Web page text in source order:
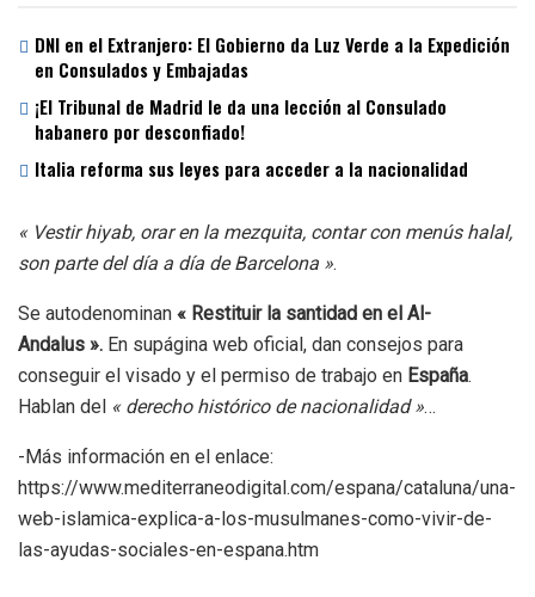
DNI en el Extranjero: El Gobierno da Luz Verde a la Expedición
en Consulados y Embajadas
¡El Tribunal de Madrid le da una lección al Consulado
habanero por desconfiado!
Italia reforma sus leyes para acceder a la nacionalidad
« Vestir hiyab, orar en la mezquita, contar con menús halal,
son parte del día a día de Barcelona ».
Se autodenominan « Restituir la santidad en el Al-
Andalus ». En supágina web oficial, dan consejos para
conseguir el visado y el permiso de trabajo en España.
Hablan del « derecho histórico de nacionalidad »…
-Más información en el enlace:
https://www.mediterraneodigital.com/espana/cataluna/una-
web-islamica-explica-a-los-musulmanes-como-vivir-de-
las-ayudas-sociales-en-espana.htm